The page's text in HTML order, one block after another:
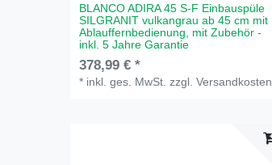
BLANCO ADIRA 45 S-F Einbauspüle
SILGRANIT vulkangrau ab 45 cm mit
Ablauffernbedienung, mit Zubehör -
inkl. 5 Jahre Garantie
378,99 € *
* inkl. ges. MwSt. zzgl.Versandkosten